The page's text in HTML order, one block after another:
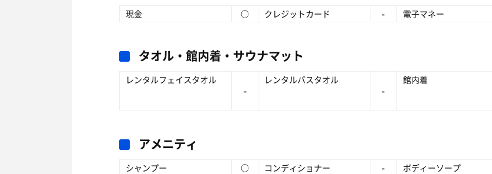
現金 ○ クレジットカード - 電子マネー
タオル・館内着・サウナマット
レンタルフェイスタオル
-
レンタルバスタオル
-
館内着
アメニティ
シャンプー ○ コンディショナー - ボディーソープ